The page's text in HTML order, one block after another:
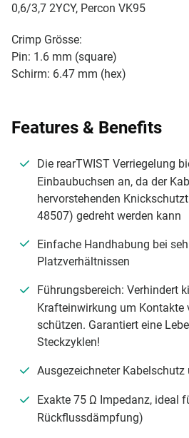
0,6/3,7 2YCY, Percon VK95
Crimp Grösse:
Pin: 1.6 mm (square)
Schirm: 6.47 mm (hex)
Features & Benefits
Die rearTWIST Verriegelung
Einbaubuchsen an, da der
hervorstehenden
48507) gedreht werden kann
Einfache Handhabung bei
Platzverhältnissen
Führungsbereich: Verhindert
Krafteinwirkung um Kontakte
schützen. Garantiert eine
Steckzyklen!
Ausgezeichneter
Exakte 75 Ω Impedanz, ideal
Rückflussdämpfung)